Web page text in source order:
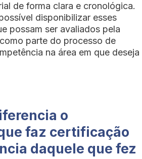
de forma clara e cronológica.
disponibilizar esses
possam ser avaliados pela
parte do processo de
na área em que deseja
o
faz certificação
daquele que fez